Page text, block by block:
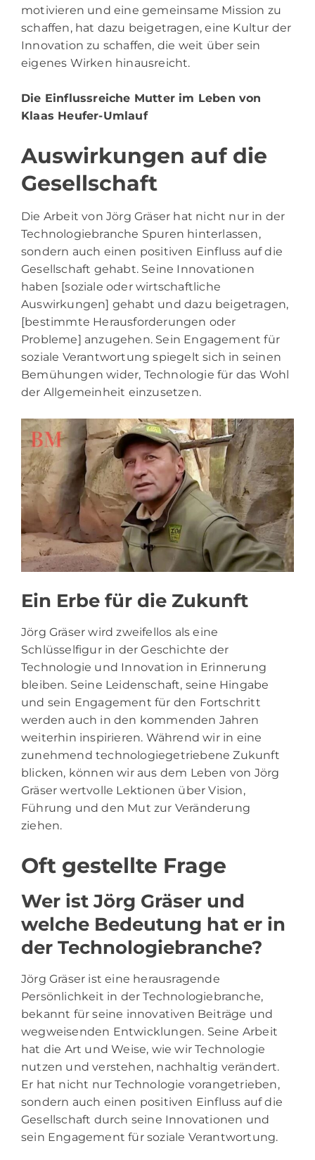
motivieren und eine gemeinsame Mission zu
schaffen, hat dazu beigetragen, eine Kultur der
Innovation zu schaffen, die weit über sein
eigenes Wirken hinausreicht.
Die Einflussreiche Mutter im Leben von
Klaas Heufer-Umlauf
Auswirkungen auf die
Gesellschaft
Die Arbeit von Jörg Gräser hat nicht nur in der
Technologiebranche Spuren hinterlassen,
sondern auch einen positiven Einfluss auf die
Gesellschaft gehabt. Seine Innovationen
haben [soziale oder wirtschaftliche
Auswirkungen] gehabt und dazu beigetragen,
[bestimmte Herausforderungen oder
Probleme] anzugehen. Sein Engagement für
soziale Verantwortung spiegelt sich in seinen
Bemühungen wider, Technologie für das Wohl
der Allgemeinheit einzusetzen.
Ein Erbe für die Zukunft
Jörg Gräser wird zweifellos als eine
Schlüsselfigur in der Geschichte der
Technologie und Innovation in Erinnerung
bleiben. Seine Leidenschaft, seine Hingabe
und sein Engagement für den Fortschritt
werden auch in den kommenden Jahren
weiterhin inspirieren. Während wir in eine
zunehmend technologiegetriebene Zukunft
blicken, können wir aus dem Leben von Jörg
Gräser wertvolle Lektionen über Vision,
Führung und den Mut zur Veränderung
ziehen.
Oft gestellte Frage
Wer ist Jörg Gräser und
welche Bedeutung hat er in
der Technologiebranche?
Jörg Gräser ist eine herausragende
Persönlichkeit in der Technologiebranche,
bekannt für seine innovativen Beiträge und
wegweisenden Entwicklungen. Seine Arbeit
hat die Art und Weise, wie wir Technologie
nutzen und verstehen, nachhaltig verändert.
Er hat nicht nur Technologie vorangetrieben,
sondern auch einen positiven Einfluss auf die
Gesellschaft durch seine Innovationen und
sein Engagement für soziale Verantwortung.